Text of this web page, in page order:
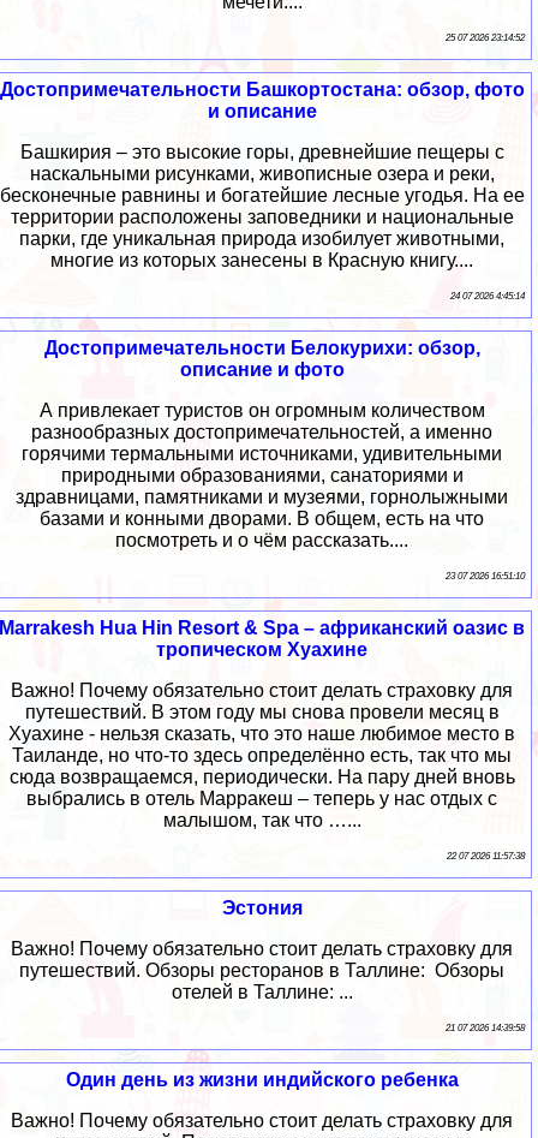
25 07 2026 23:14:52
Достопримечательности Башкортостана: обзор, фото
и описание
Башкирия – это высокие горы, древнейшие пещеры с
наскальными рисунками, живописные озера и реки,
бесконечные равнины и богатейшие лесные угодья. На ее
территории расположены заповедники и национальные
парки, где уникальная природа изобилует животными,
многие из которых занесены в Красную книгу....
24 07 2026 4:45:14
Достопримечательности Белокурихи: обзор,
описание и фото
А привлекает туристов он огромным количеством
разнообразных достопримечательностей, а именно
горячими термальными источниками, удивительными
природными образованиями, санаториями и
здравницами, памятниками и музеями, горнолыжными
базами и конными дворами. В общем, есть на что
посмотреть и о чём рассказать....
23 07 2026 16:51:10
Marrakesh Hua Hin Resort & Spa – африканский оазис в
тропическом Хуахине
Важно! Почему обязательно стоит делать страховку для
путешествий. В этом году мы снова провели месяц в
Хуахине - нельзя сказать, что это наше любимое место в
Таиланде, но что-то здесь определённо есть, так что мы
сюда возвращаемся, периодически. На пару дней вновь
выбрались в отель Марракеш – теперь у нас отдых с
малышом, так что …...
22 07 2026 11:57:38
Эстония
Важно! Почему обязательно стоит делать страховку для
путешествий. Обзоры ресторанов в Таллине: Обзоры
отелей в Таллине: ...
21 07 2026 14:39:58
Один день из жизни индийского ребенка
Важно! Почему обязательно стоит делать страховку для